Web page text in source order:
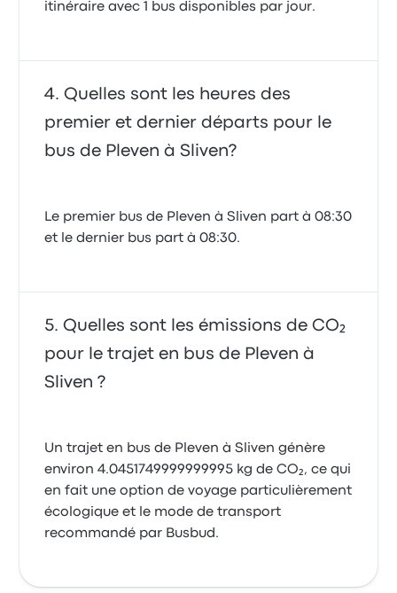
itinéraire avec 1 bus disponibles par jour.
Quelles sont les heures des
premier et dernier départs pour le
bus de Pleven à Sliven?
Le premier bus de Pleven à Sliven part à 08:30
et le dernier bus part à 08:30.
Quelles sont les émissions de CO₂
pour le trajet en bus de Pleven à
Sliven ?
Un trajet en bus de Pleven à Sliven génère
environ 4.0451749999999995 kg de CO₂, ce qui
en fait une option de voyage particulièrement
écologique et le mode de transport
recommandé par Busbud.